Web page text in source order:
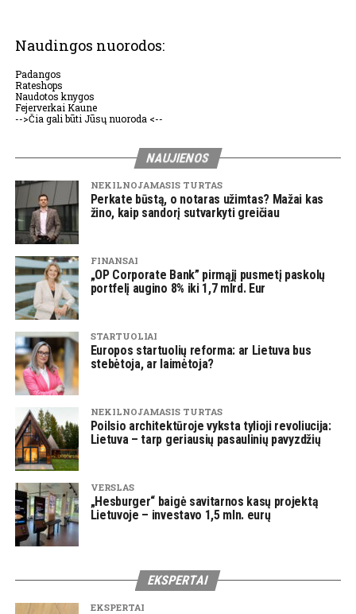
Naudingos nuorodos:
Padangos
Rateshops
Naudotos knygos
Fejerverkai Kaune
-->Čia gali būti Jūsų nuoroda <--
NAUJIENOS
NEKILNOJAMASIS TURTAS
Perkate būstą, o notaras užimtas? Mažai kas
žino, kaip sandorį sutvarkyti greičiau
FINANSAI
„OP Corporate Bank” pirmąjį pusmetį paskolų
portfelį augino 8% iki 1,7 mlrd. Eur
STARTUOLIAI
Europos startuolių reforma: ar Lietuva bus
stebėtoja, ar laimėtoja?
NEKILNOJAMASIS TURTAS
Poilsio architektūroje vyksta tylioji revoliucija:
Lietuva – tarp geriausių pasaulinių pavyzdžių
VERSLAS
„Hesburger“ baigė savitarnos kasų projektą
Lietuvoje – investavo 1,5 mln. eurų
EKSPERTAI
EKSPERTAI